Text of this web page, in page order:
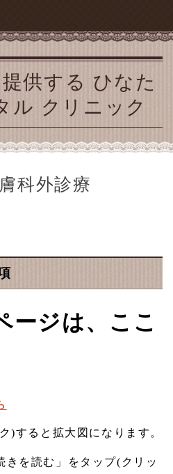
供する ひなた
ル クリニック
科外診療
ージは、ここ
)すると拡大図になります。
きを読む」をタップ(クリッ